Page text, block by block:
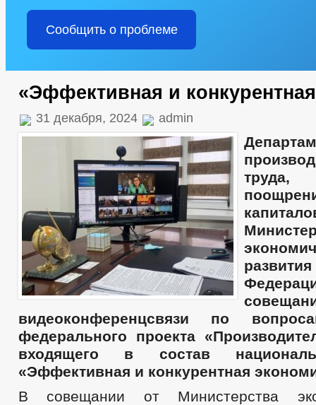
Сообщить о проблеме
«Эффективная и
31 декабря, 2024 admin
видеоконференцсвязи по
федерального проекта
входящего в состав
«Эффективная и конкурентная
В совещании от Министерства